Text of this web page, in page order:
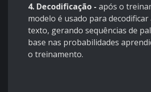
4. Decodificação - após o
modelo é usado para decodificar
texto, gerando sequências de
base nas probabilidades
o treinamento.